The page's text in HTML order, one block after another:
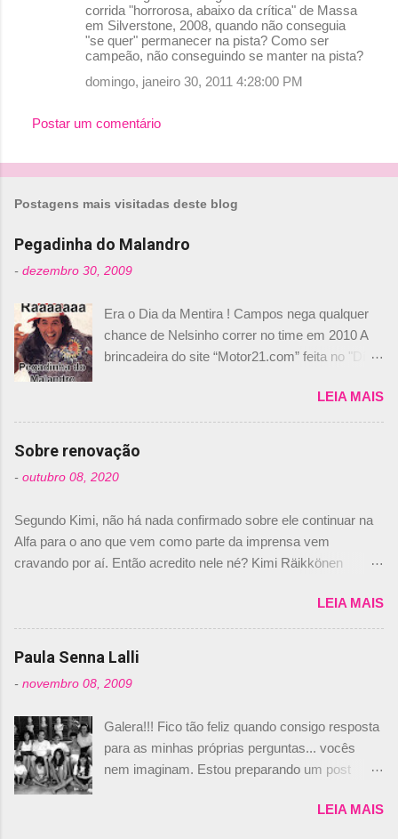
corrida "horrorosa, abaixo da crítica" de Massa
em Silverstone, 2008, quando não conseguia
"se quer" permanecer na pista? Como ser
campeão, não conseguindo se manter na pista?
domingo, janeiro 30, 2011 4:28:00 PM
Postar um comentário
Postagens mais visitadas deste blog
Pegadinha do Malandro
- dezembro 30, 2009
Era o Dia da Mentira ! Campos nega qualquer
chance de Nelsinho correr no time em 2010 A
brincadeira do site “Motor21.com” feita no "Día
de abril –, afirmando que Nelson Piquet havia
comprado 15% das ações da Campos, dando,
com isso, um lugar no time a Nelsinho Piquet,
foi esclarecida de uma vez por todas por
Daniele Audetto, diretor da escuderia. O
não será o companheiro de Bruno Senna em
2010. "Na verdade, nós recebemos uma oferta
de Piquet", admitiu Audetto. “Mas depois de ter
dois brasileiros”, explicou, dizendo ainda que
não tem nada contra o filho do tricampeão
Nelson Piquet. “Ele é um bom piloto, rápido e
experiente.” Audetto disse ainda que a suposta
não corresponde à realidade. “O suposto 15%
de investimento seria menor do que aquilo que
outros pilotos podem trazer: italianos, r...
LEIA MAIS
Sobre renovação
- outubro 08, 2020
Segundo Kimi, não há nada confirmado sobre ele continuar na
Alfa para o ano que vem como parte da imprensa vem
cravando por aí. Então acredito nele né? Kimi Räikkönen
truth but I’ve never had an option in my contract so that’s
should, pretty much, tell you that it’s not true." #Kimi7 #EifelGP
#AlfaRomeoRacing pic.twitter.com/77EDVn39Ia — Kimi
Romain falando sobre o fato do Iceman estar há tantos anos na
@RGrosjean ! #EifelGP 🇩🇪 #F1
pic.twitter.com/GSAu1LWnwW — Formula 1 (@F1) October 8,
2020 Beijinhos, Ludy
LEIA MAIS
Paula Senna Lalli
- novembro 08, 2009
Galera!!! Fico tão feliz quando consigo resposta
para as minhas próprias perguntas... vocês
nem imaginam. Estou preparando um post
nunca falei sobre ela, aqui no Octeto. No meio
LEIA MAIS